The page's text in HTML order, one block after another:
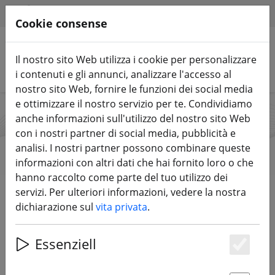
Cerca prodotti
Runcam
Start Marche Runcam
DIRETTAMENTE AI PRODOTTI
Cookie consense
Il nostro sito Web utilizza i cookie per personalizzare
i contenuti e gli annunci, analizzare l'accesso al
nostro sito Web, fornire le funzioni dei social media
e ottimizzare il nostro servizio per te. Condividiamo
anche informazioni sull'utilizzo del nostro sito Web
con i nostri partner di social media, pubblicità e
analisi. I nostri partner possono combinare queste
informazioni con altri dati che hai fornito loro o che
hanno raccolto come parte del tuo utilizzo dei
servizi. Per ulteriori informazioni, vedere la nostra
dichiarazione sul vita privata.
Essenziell